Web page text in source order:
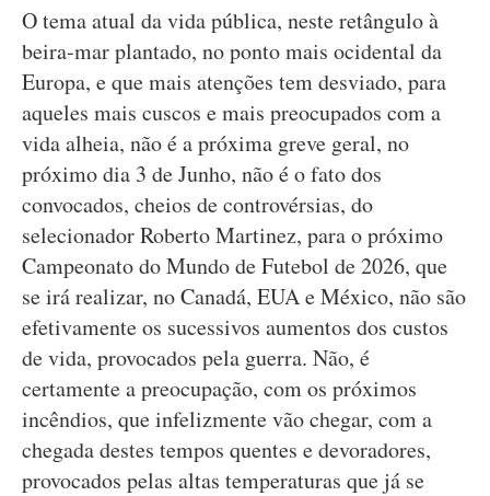
O tema atual da vida pública, neste retângulo à
beira-mar plantado, no ponto mais ocidental da
Europa, e que mais atenções tem desviado, para
aqueles mais cuscos e mais preocupados com a
vida alheia, não é a próxima greve geral, no
próximo dia 3 de Junho, não é o fato dos
convocados, cheios de controvérsias, do
selecionador Roberto Martinez, para o próximo
Campeonato do Mundo de Futebol de 2026, que
se irá realizar, no Canadá, EUA e México, não são
efetivamente os sucessivos aumentos dos custos
de vida, provocados pela guerra. Não, é
certamente a preocupação, com os próximos
incêndios, que infelizmente vão chegar, com a
chegada destes tempos quentes e devoradores,
provocados pelas altas temperaturas que já se